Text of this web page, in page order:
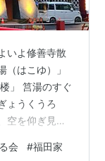
いよ修善寺散
はこゆ）」
」 筥湯のすぐ
ょうくうろ
空を仰ぎ見て
泉街もまた乙
会 #福田家